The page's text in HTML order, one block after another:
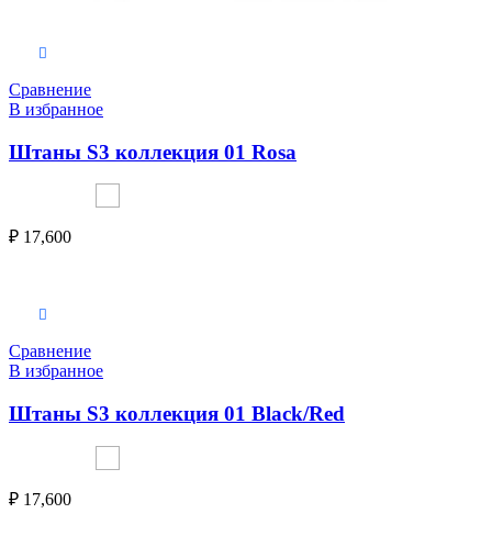
Сравнение
В избранное
Штаны S3 коллекция 01 Rosa
₽ 17,600
Сравнение
В избранное
Штаны S3 коллекция 01 Black/Red
₽ 17,600